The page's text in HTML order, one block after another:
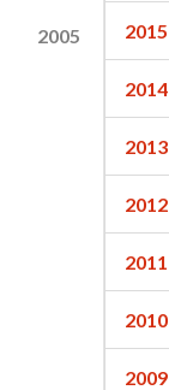
2005 2015
2014
2013
2012
2011
2010
2009